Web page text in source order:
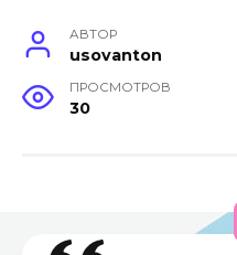
АВТОР
usovanton
ПРОСМОТРОВ
30